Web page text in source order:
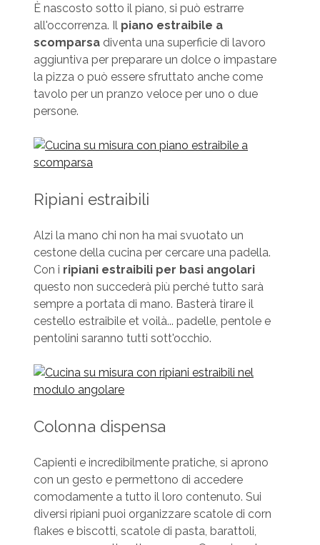
È nascosto sotto il piano, si può estrarre
all'occorrenza. Ilpiano estraibile a
scomparsadiventa una superficie di lavoro
aggiuntiva per preparare un dolce o impastare
la pizza o può essere sfruttato anche come
tavolo per un pranzo veloce per uno o due
persone.
Ripiani estraibili
Alzi la mano chi non ha mai svuotato un
cestone della cucina per cercare una padella.
Con i ripiani estraibili per basi angolari
questo non succederà più perché tutto sarà
sempre a portata di mano. Basterà tirare il
cestello estraibile et voilà... padelle, pentole e
pentolini saranno tutti sott'occhio.
Colonna dispensa
Capienti e incredibilmente pratiche, si aprono
con un gesto e permettono di accedere
comodamente a tutto il loro contenuto. Sui
diversi ripiani puoi organizzare scatole di corn
flakes e biscotti, scatole di pasta, barattoli,